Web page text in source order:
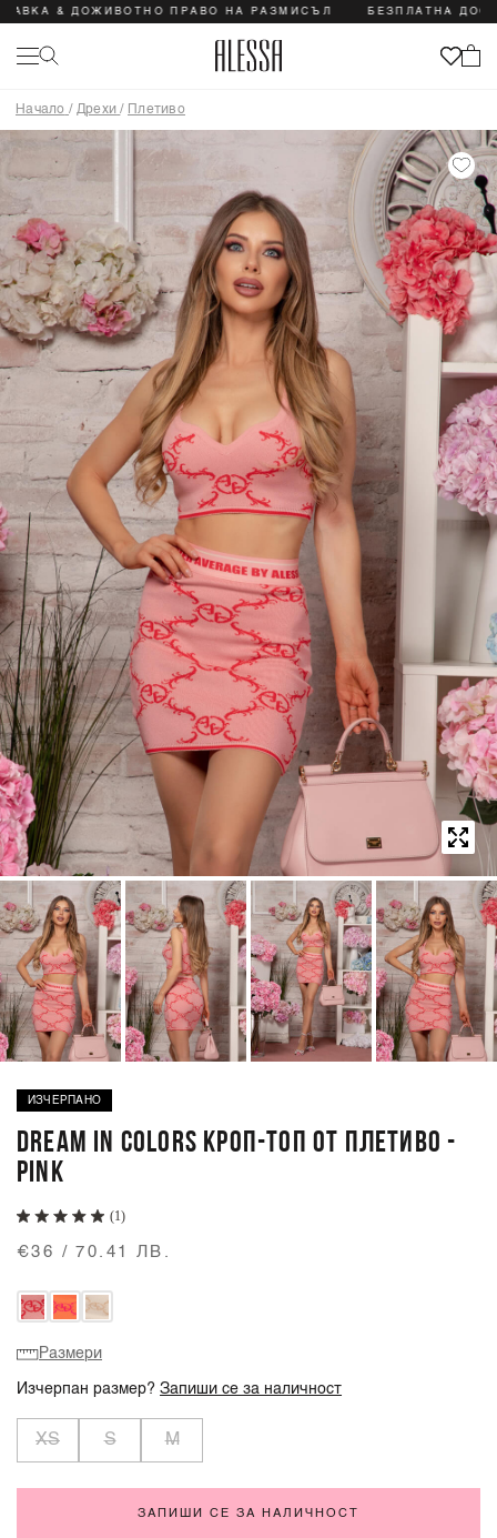
& ДОЖИВОТНО ПРАВО НА РАЗМИСЪЛ БЕЗПЛАТНА
Начало / Дрехи / Плетиво
ИЗЧЕРПАНО
DREAM IN COLORS КРОП-ТОП ОТ ПЛЕТИВО -
PINK
(1)
€36 / 70.41 ЛВ.
Размери
Изчерпан размер?Запиши се за наличност
XS S M
ЗАПИШИ СЕ ЗА НАЛИЧНОСТ